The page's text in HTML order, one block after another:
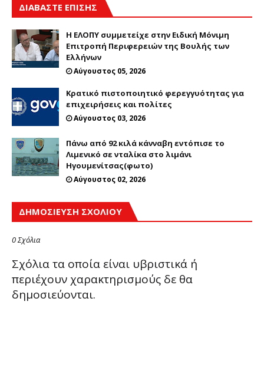
ΔΙΑΒΑΣΤΕ ΕΠΙΣΗΣ
Η ΕΛΟΠΥ συμμετείχε στην Ειδική Μόνιμη
Επιτροπή Περιφερειών της Βουλής των
Ελλήνων
Αύγουστος 05, 2026
Κρατικό πιστοποιητικό φερεγγυότητας για
επιχειρήσεις και πολίτες
Αύγουστος 03, 2026
Πάνω από 92 κιλά κάνναβη εντόπισε το
Λιμενικό σε νταλίκα στο λιμάνι
Ηγουμενίτσας(φωτο)
Αύγουστος 02, 2026
ΔΗΜΟΣΊΕΥΣΗ ΣΧΟΛΊΟΥ
0 Σχόλια
Σχόλια τα οποία είναι υβριστικά ή
περιέχουν χαρακτηρισμούς δε θα
δημοσιεύονται.